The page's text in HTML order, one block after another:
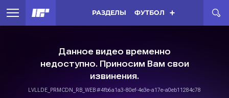
РАЗДЕЛЫ ФУТБОЛ